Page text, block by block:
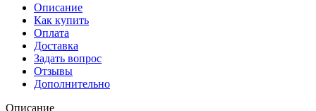
Описание
Как купить
Оплата
Доставка
Задать вопрос
Отзывы
Дополнительно
Описание